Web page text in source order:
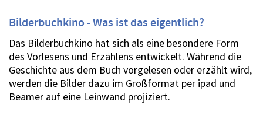
Bilderbuchkino - Was ist das eigentlich?
Das Bilderbuchkino hat sich als eine besondere Form
des Vorlesens und Erzählens entwickelt. Während die
Geschichte aus dem Buch vorgelesen oder erzählt wird,
werden die Bilder dazu im Großformat per ipad und
Beamer auf eine Leinwand projiziert.